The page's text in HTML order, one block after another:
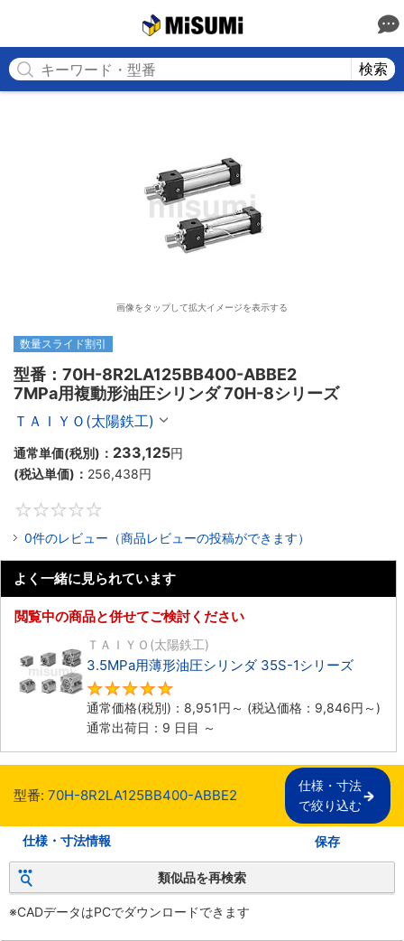
検索
画像をタップして拡大イメージを表示する
数量スライド割引
型番：70H-8R2LA125BB400-ABBE2
7MPa用複動形油圧シリンダ 70H-8シリーズ
ＴＡＩＹＯ(太陽鉄工)
通常単価(税別)： 233,125円
(税込単価)： 256,438円
0件のレビュー（商品レビューの投稿ができます）
よく一緒に見られています
閲覧中の商品と併せてご検討ください
ＴＡＩＹＯ(太陽鉄工)
3.5MPa用薄形油圧シリンダ 35S-1シリーズ
通常価格(税別)： 8,951円 ～ (税込価格： 9,846円 ～)
通常出荷日：9 日目 ～
型番: 70H-8R2LA125BB400-ABBE2
仕様・寸法
で絞り込む
仕様・寸法情報 保存
類似品を再検索
※CADデータはPCでダウンロードできます